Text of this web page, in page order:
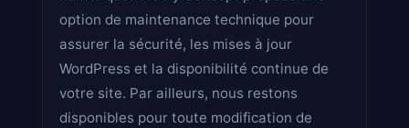
option de maintenance technique pour
assurer la sécurité, les mises à jour
WordPress et la disponibilité continue de
votre site. Par ailleurs, nous restons
disponibles pour toute modification de